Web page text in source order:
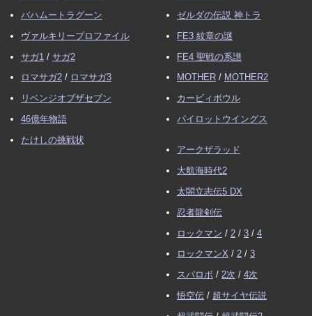
バハムートラグーン
ヴァルキリープロファイル
サガ1 / サガ2
ロマサガ2 / ロマサガ3
リベンジオブザセブン
46億年物語
たけしの挑戦状
ゼルダの伝説 神トラ
FE3 紋章の謎
FE4 聖戦の系譜
MOTHER / MOTHER2
カービィボウル
パイロットウイングス
アークザラッド
大航海時代2
太閤立志伝5 DX
忍者龍剣伝
ロックマン / 2 / 3 / 4
ロックマンX / 2 / 3
スパロボ / 2次 / 4次
悟空伝 / 超サイヤ伝説